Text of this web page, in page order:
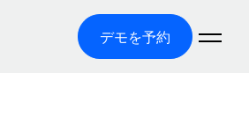
デモを予約